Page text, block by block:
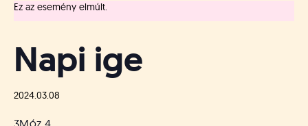
r
i
R
f
o
Ez az esemény elmúlt.
Napi ige
2024.03.08
3Móz 4